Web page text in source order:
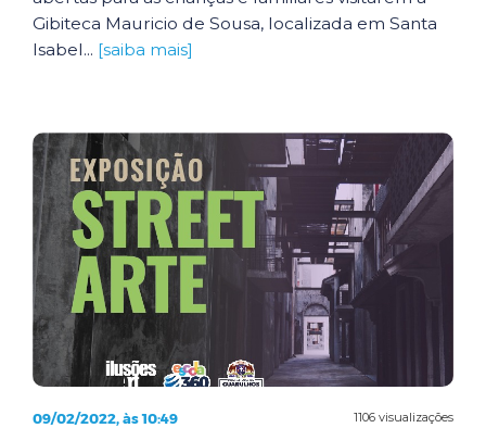
Gibiteca Mauricio de Sousa, localizada em Santa
Isabel... [saiba mais]
1106 visualizações
09/02/2022, às 10:49